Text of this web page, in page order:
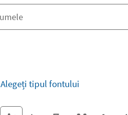
Alegeți tipul fontului